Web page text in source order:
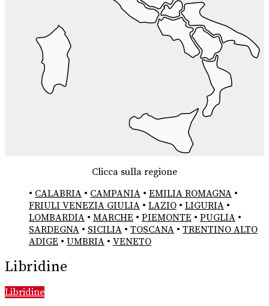
Clicca sulla regione
• CALABRIA • CAMPANIA • EMILIA ROMAGNA •
FRIULI VENEZIA GIULIA • LAZIO • LIGURIA •
LOMBARDIA • MARCHE • PIEMONTE • PUGLIA •
SARDEGNA • SICILIA • TOSCANA • TRENTINO ALTO
ADIGE • UMBRIA • VENETO
Libridine
Libridine